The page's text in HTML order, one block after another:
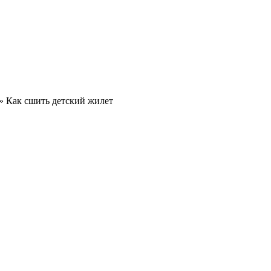
» Как сшить детский жилет